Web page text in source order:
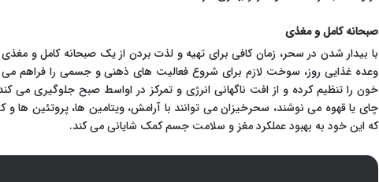
صبحانه کامل و مغذی
با بیدار شدن در سحر، زمان کافی برای تهیه و لذت بردن از یک صبحانه کامل و
وعده غذایی روز، سوخت لازم برای شروع فعالیت های ذهنی و جسمی را فراهم
خون را تنظیم کرده و از افت ناگهانی انرژی و تمرکز در اواسط صبح جلوگیری می
چای یا قهوه می نوشند، سحرخیزان می توانند با آرامش، ویتامین ها، پروتئین ها و
که این خود به بهبود عملکرد مغز و سلامت جسم کمک شایانی می کند.